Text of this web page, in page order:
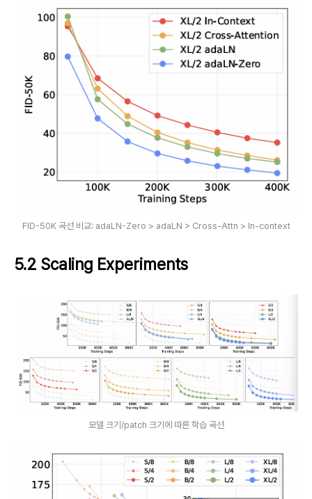
FID-50K 곡선 비교: adaLN-Zero > adaLN > Cross-Attn > In-context
5.2 Scaling Experiments
모델 크기/patch 크기에 따른 학습 곡선